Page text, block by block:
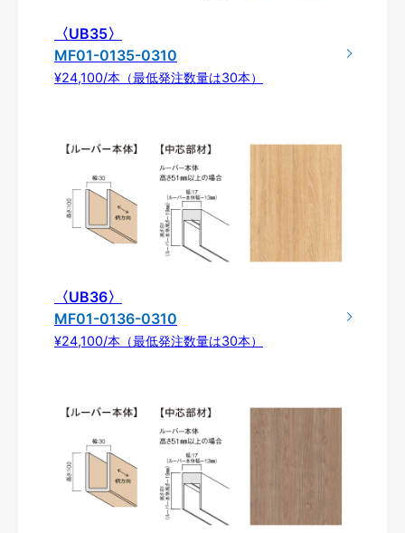
〈UB35〉
MF01-0135-0310
¥24,100/本（最低発注数量は30本）
〈UB36〉
MF01-0136-0310
¥24,100/本（最低発注数量は30本）